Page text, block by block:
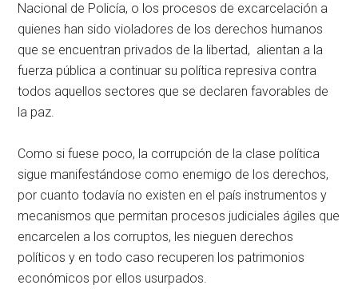
Nacional de Policía, o los procesos de excarcelación a
quienes han sido violadores de los derechos humanos
que se encuentran privados de la libertad, alientan a la
fuerza pública a continuar su política represiva contra
todos aquellos sectores que se declaren favorables de
la paz.
Como si fuese poco, la corrupción de la clase política
sigue manifestándose como enemigo de los derechos,
por cuanto todavía no existen en el país instrumentos y
mecanismos que permitan procesos judiciales ágiles que
encarcelen a los corruptos, les nieguen derechos
políticos y en todo caso recuperen los patrimonios
económicos por ellos usurpados.